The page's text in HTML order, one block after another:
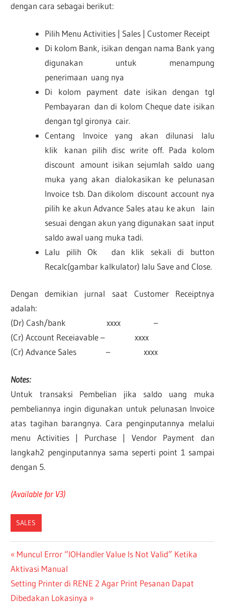
dengan cara sebagai berikut:
Pilih Menu Activities | Sales | Customer Receipt
Di kolom Bank, isikan dengan nama Bank yang
digunakan untuk menampung
penerimaan uang nya
Di kolom payment date isikan dengan tgl
Pembayaran dan di kolom Cheque date isikan
dengan tgl gironya cair.
Centang Invoice yang akan dilunasi lalu
klik kanan pilih disc write off. Pada kolom
discount amount isikan sejumlah saldo uang
muka yang akan dialokasikan ke pelunasan
Invoice tsb. Dan dikolom discount account nya
pilih ke akun Advance Sales atau ke akun lain
sesuai dengan akun yang digunakan saat input
saldo awal uang muka tadi.
Lalu pilih Ok dan klik sekali di button
Recalc(gambar kalkulator) lalu Save and Close.
Dengan demikian jurnal saat Customer Receiptnya
adalah:
(Dr) Cash/bank xxxx –
(Cr) Account Receiavable – xxxx
(Cr) Advance Sales – xxxx
Notes:
Untuk transaksi Pembelian jika saldo uang muka
pembeliannya ingin digunakan untuk pelunasan Invoice
atas tagihan barangnya. Cara penginputannya melalui
menu Activities | Purchase | Vendor Payment dan
langkah2 penginputannya sama seperti point 1 sampai
dengan 5.
(Available for V3)
SALES
Post
navigation
Previous
Post:
Muncul Error “IOHandler Value Is Not Valid” Ketika
Aktivasi Manual
Next
Post:
Setting Printer di RENE 2 Agar Print Pesanan Dapat
Dibedakan Lokasinya